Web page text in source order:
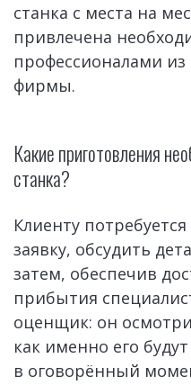
станка с места на
привлечена
профессионалами из
фирмы.
Какие приготовления
станка?
Клиенту
заявку, обсудить
затем, обеспечив
прибытия
оценщик: он
как именно его
в оговорённый